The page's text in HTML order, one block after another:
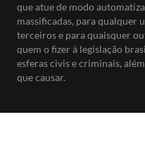
que atue de modo
massificadas, para qualquer
terceiros e para quaisquer
quem o fizer à legislação
esferas civis e criminais,
que causar.